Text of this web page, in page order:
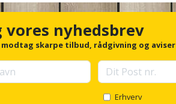
vores nyhedsbrev
skarpe tilbud, rådgivning og aviser
Erhverv